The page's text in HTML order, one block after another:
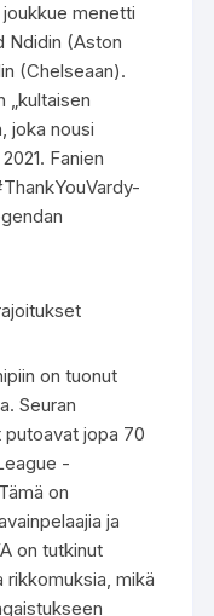
menetti
Ndidin (Aston
(Chelseaan).
„kultaisen
joka nousi
Fanien
on tuonut
Seuran
jopa 70
-
on
ja
on tutkinut
rikkomuksia, mikä